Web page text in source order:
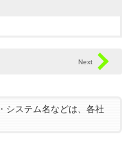
システム名などは、各社